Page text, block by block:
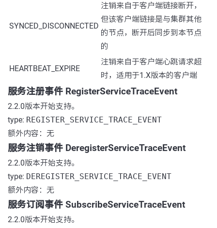
SYNCED_DISCONNECTED
注销来自于客户端链接断开，
但该客户端链接是与集群其他
的节点，断开后同步到本节点
的
HEARTBEAT_EXPIRE
注销来自于客户端心跳请求超
时，适用于1.X版本的客户端
服务注册事件 RegisterServiceTraceEvent
2.2.0版本开始支持。
type: REGISTER_SERVICE_TRACE_EVENT
额外内容：无
服务注销事件 DeregisterServiceTraceEvent
2.2.0版本开始支持。
type: DEREGISTER_SERVICE_TRACE_EVENT
额外内容：无
服务订阅事件 SubscribeServiceTraceEvent
2.2.0版本开始支持。